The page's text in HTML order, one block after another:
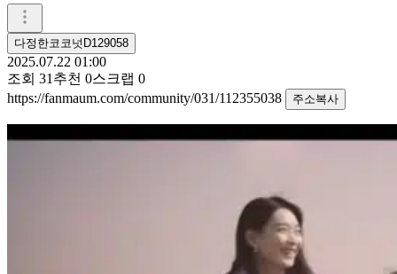
다정한코코넛D129058
2025.07.22 01:00
조회 31 추천 0스크랩 0
https://fanmaum.com/community/031/112355038
주소복사